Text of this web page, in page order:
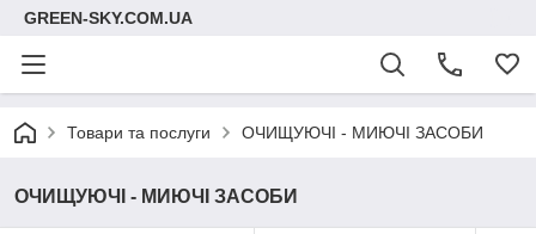
GREEN-SKY.COM.UA
Товари та послуги ОЧИЩУЮЧІ - МИЮЧІ ЗАСОБИ
ОЧИЩУЮЧІ - МИЮЧІ ЗАСОБИ